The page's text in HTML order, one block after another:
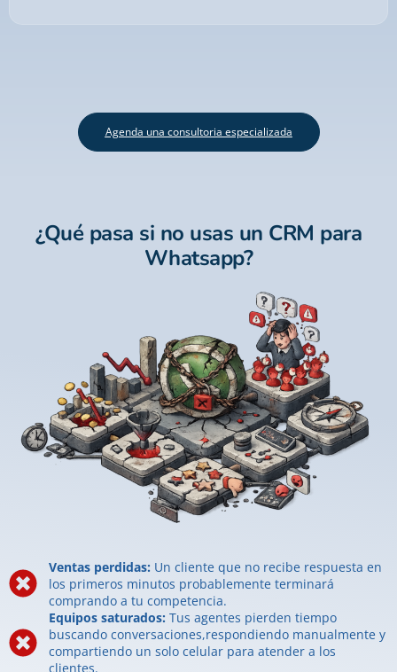
Agenda una consultoria especializada
¿Qué pasa si no usas un CRM para
Whatsapp?
Ventas perdidas: Un cliente que no recibe respuesta en
los primeros minutos probablemente terminará
comprando a tu competencia.
Equipos saturados: Tus agentes pierden tiempo
buscando conversaciones,respondiendo manualmente y
compartiendo un solo celular para atender a los
clientes.